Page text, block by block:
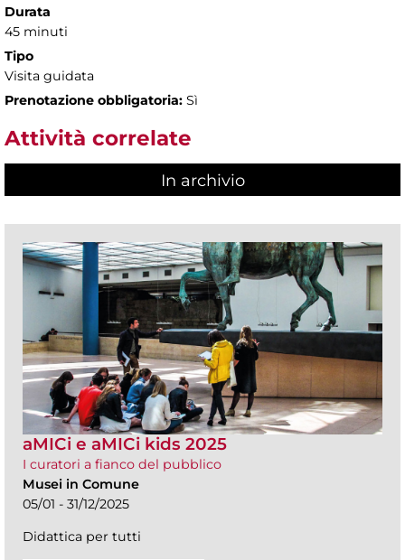
Durata
45 minuti
Tipo
Visita guidata
Prenotazione obbligatoria: Sì
Attività correlate
In archivio
aMICi e aMICi kids 2025
I curatori a fianco del pubblico
Musei in Comune
05/01 - 31/12/2025
Didattica per tutti